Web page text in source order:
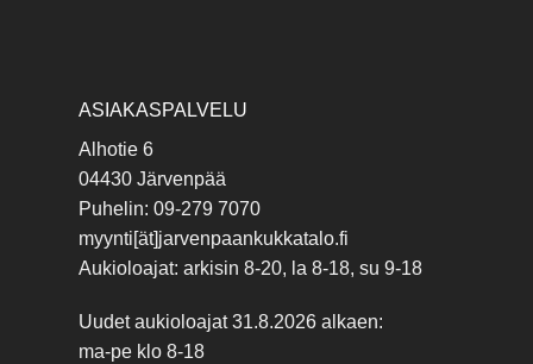
ASIAKASPALVELU
Alhotie 6
04430 Järvenpää
Puhelin: 09-279 7070
myynti[ät]jarvenpaankukkatalo.fi
Aukioloajat: arkisin 8-20, la 8-18, su 9-18
Uudet aukioloajat 31.8.2026 alkaen:
ma-pe klo 8-18